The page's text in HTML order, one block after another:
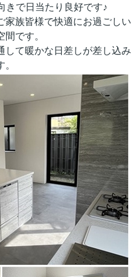
きで日当たり良好です♪
家族皆様で快適にお過ごしい
です。
して暖かな日差しが差し込み
。